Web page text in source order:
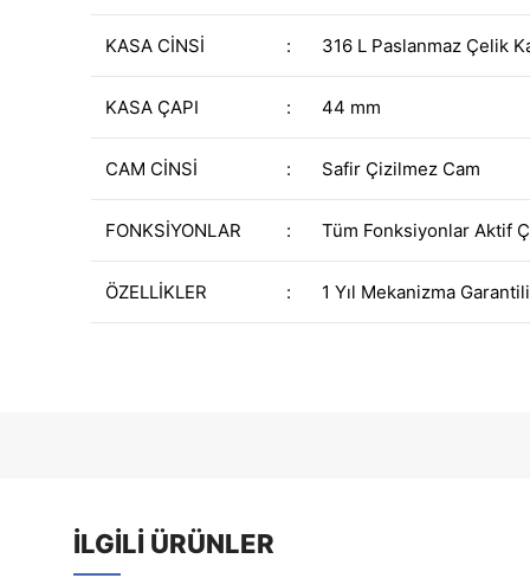
KASA CİNSİ : 316 L Paslanmaz Çelik
KASA ÇAPI : 44 mm
CAM CİNSİ : Safir Çizilmez Cam
FONKSİYONLAR : Tüm Fonksiyonlar Aktif
ÖZELLİKLER : 1 Yıl Mekanizma
İLGILI ÜRÜNLER